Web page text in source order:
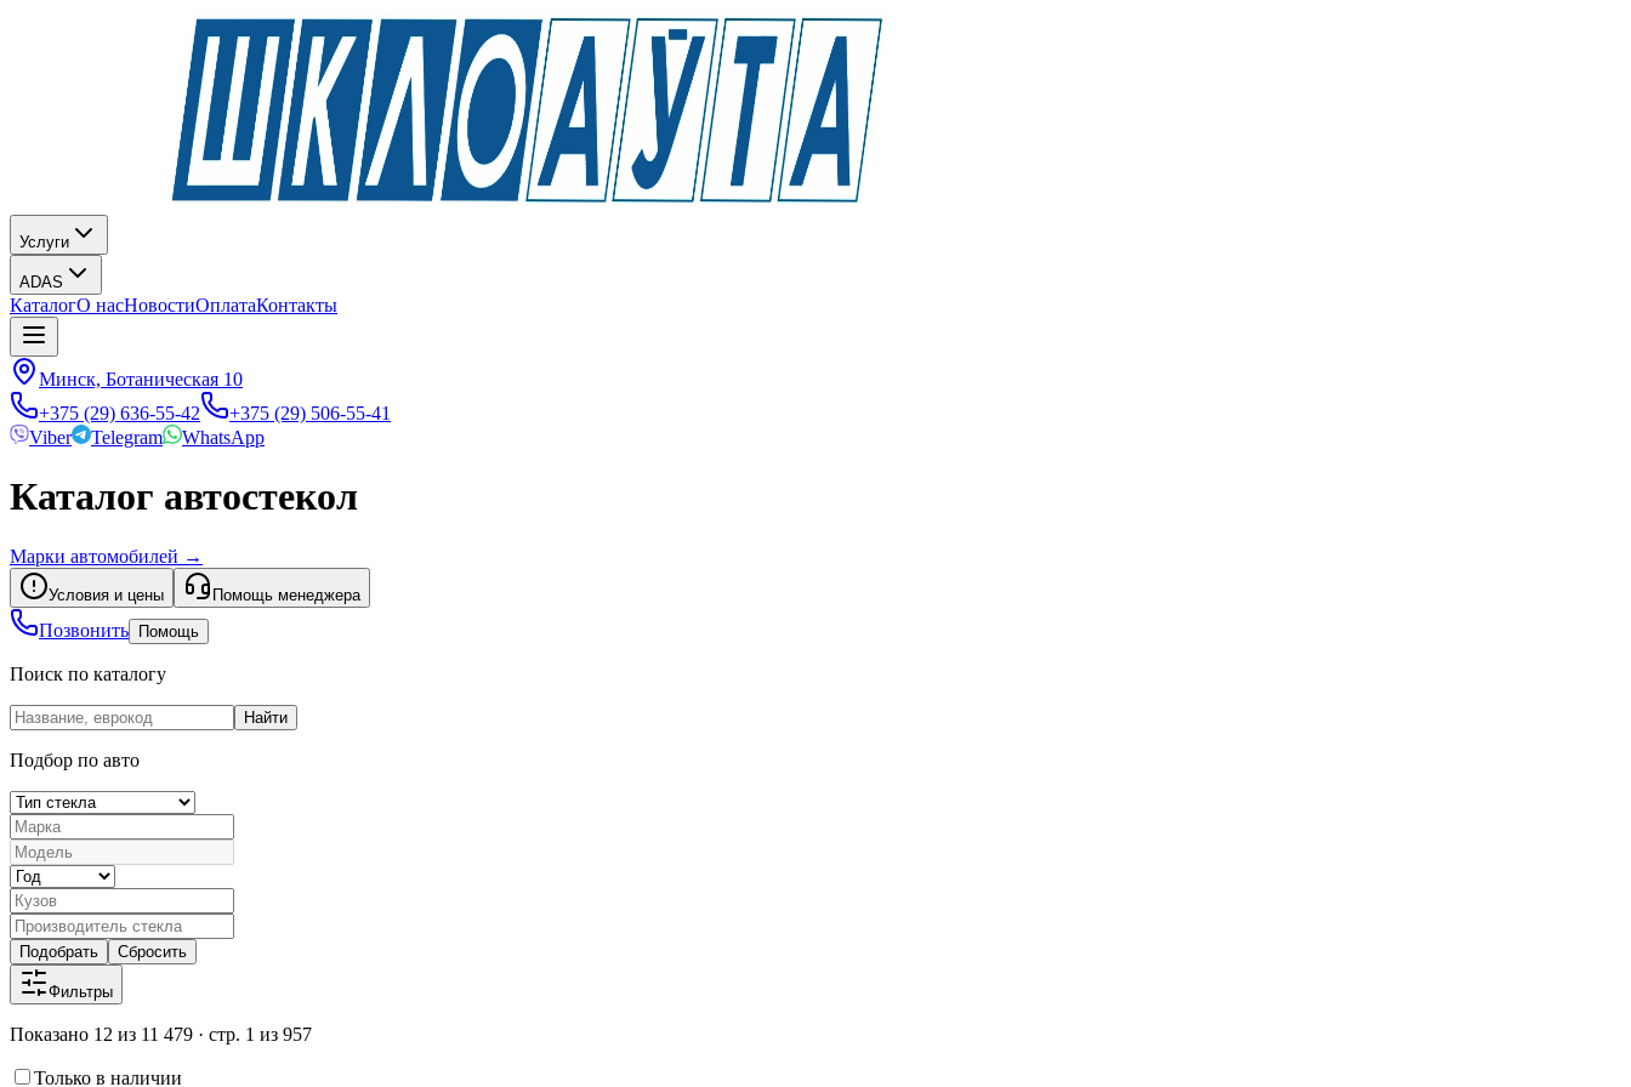
Услуги
ADAS
КаталогО насНовостиОплатаКонтакты
Минск, Ботаническая 10
+375 (29) 636-55-42
+375 (29) 506-55-41
Viber
Telegram WhatsApp
Каталог автостекол
Марки автомобилей →
Условия и цены Помощь менеджера
Позвонить Помощь
Поиск по каталогу
Найти
Подбор по авто
Подобрать Сбросить
Фильтры
Показано 12 из 11 479 · стр. 1 из 957
Только в наличии